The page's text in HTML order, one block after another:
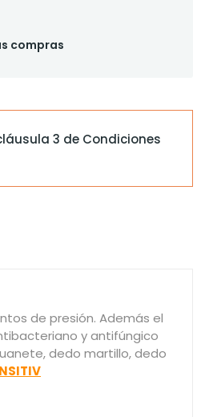
compras
3 de Condiciones
de presión. Además el
y antifúngico
dedo martillo, dedo